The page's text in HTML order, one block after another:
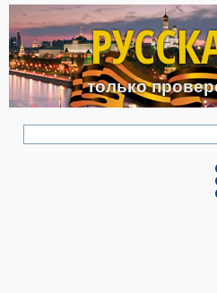
только